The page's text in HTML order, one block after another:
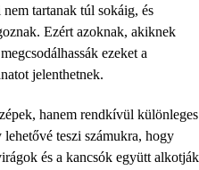
tartanak túl sokáig, és
Ezért azoknak, akiknek
ezeket a
jelenthetnek.
hanem rendkívül különleges
teszi számukra, hogy
és a kancsók együtt alkotják